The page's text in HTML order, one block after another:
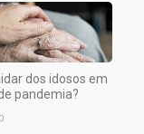
dos idosos em
pandemia?